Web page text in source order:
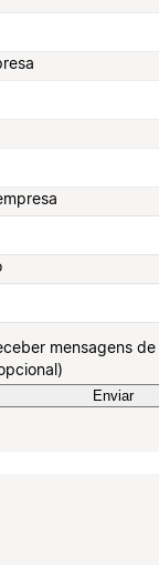
mensagens
Enviar